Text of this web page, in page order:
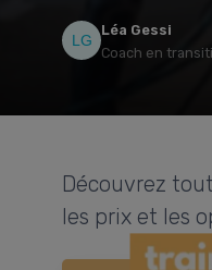
Léa Gessi
Coach en
Découvrez
les prix et les